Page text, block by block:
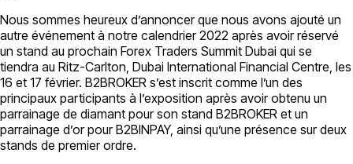
Nous sommes heureux d’annoncer que nous avons ajouté un
autre événement à notre calendrier 2022 après avoir réservé
un stand au prochain Forex Traders Summit Dubai qui se
tiendra au Ritz-Carlton, Dubai International Financial Centre, les
16 et 17 février. B2BROKER s’est inscrit comme l’un des
principaux participants à l’exposition après avoir obtenu un
parrainage de diamant pour son stand B2BROKER et un
parrainage d’or pour B2BINPAY, ainsi qu’une présence sur deux
stands de premier ordre.